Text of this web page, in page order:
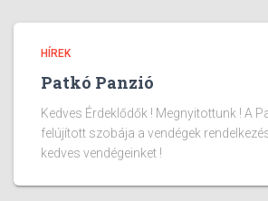
HÍREK
Patkó Panzió
Kedves Érdeklődők ! Megnyitottunk ! A
felújított szobája a vendégek
kedves vendégeinket !